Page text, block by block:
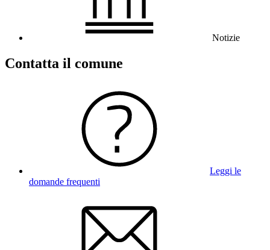
Notizie
Contatta il comune
Leggi le
domande frequenti